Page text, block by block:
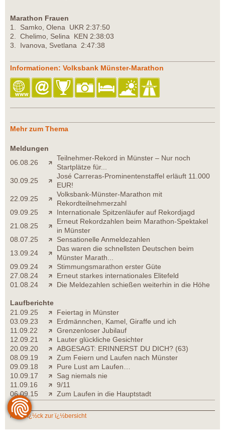
Marathon Frauen
1. Samko, Olena UKR 2:37:50
2. Chelimo, Selina KEN 2:38:03
3. Ivanova, Svetlana 2:47:38
Informationen: Volksbank Münster-Marathon
Mehr zum Thema
Meldungen
06.08.26
Teilnehmer-Rekord in Münster – Nur noch
Startplätze für...
30.09.25
José Carreras-Prominentenstaffel erläuft 11.000
EUR!
22.09.25
Volksbank-Münster-Marathon mit
Rekordteilnehmerzahl
09.09.25
Internationale Spitzenläufer auf Rekordjagd
21.08.25
Erneut Rekordzahlen beim Marathon-Spektakel
in Münster
08.07.25
Sensationelle Anmeldezahlen
13.09.24
Das waren die schnellsten Deutschen beim
Münster Marath...
09.09.24
Stimmungsmarathon erster Güte
27.08.24
Erneut starkes internationales Elitefeld
01.08.24
Die Meldezahlen schießen weiterhin in die Höhe
Laufberichte
21.09.25
Feiertag in Münster
03.09.23
Erdmännchen, Kamel, Giraffe und ich
11.09.22
Grenzenloser Jubilauf
12.09.21
Lauter glückliche Gesichter
20.09.20
ABGESAGT: ERINNERST DU DICH? (63)
08.09.19
Zum Feiern und Laufen nach Münster
09.09.18
Pure Lust am Laufen…
10.09.17
Sag niemals nie
11.09.16
9/11
06.09.15
Zum Laufen in die Hauptstadt
zurï¿½ck zur ï¿½bersicht